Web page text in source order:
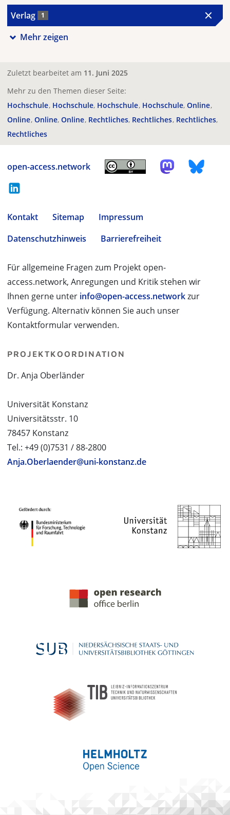
Verlag 1
Mehr zeigen
Zuletzt bearbeitet am 11. Juni 2025
Mehr zu den Themen dieser Seite:
Hochschule Hochschule Hochschule Hochschule Online
Online Online Online Rechtliches Rechtliches Rechtliches
Rechtliches
open-access.network
Kontakt Sitemap
Impressum
Datenschutzhinweis
Barrierefreiheit
Für allgemeine Fragen zum Projekt open-
access.network, Anregungen und Kritik stehen wir
Ihnen gerne unter info@open-access.networkzur
Verfügung. Alternativ können Sie auch unser
Kontaktformular verwenden.
PROJEKTKOORDINATION
Dr. Anja Oberländer
Universität Konstanz
Universitätsstr. 10
78457 Konstanz
Tel.: +49 (0)7531 / 88-2800
Anja.Oberlaender@uni-konstanz.de